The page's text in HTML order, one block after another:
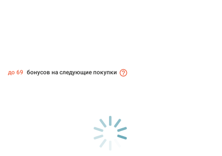
до 69 бонусов на следующие покупки